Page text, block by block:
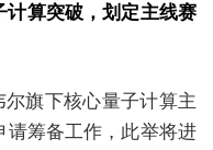
计算突破，划定主线赛
尔旗下核心量子计算主
筹备工作，此举将进